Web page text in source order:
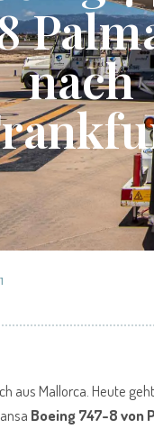
nach
aus Mallorca. Heute
Boeing 747-8 von